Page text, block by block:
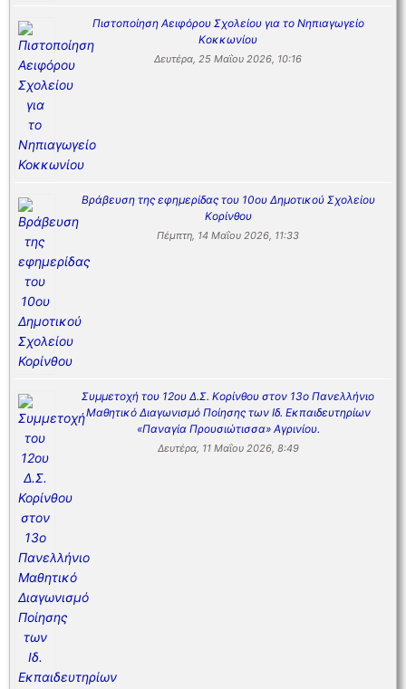
Πιστοποίηση Αειφόρου Σχολείου για το Νηπιαγωγείο
Κοκκωνίου
Δευτέρα, 25 Μαΐου 2026, 10:16
Βράβευση της εφημερίδας του 10ου Δημοτικού Σχολείου
Κορίνθου
Πέμπτη, 14 Μαΐου 2026, 11:33
Συμμετοχή του 12ου Δ.Σ. Κορίνθου στον 13ο Πανελλήνιο
Μαθητικό Διαγωνισμό Ποίησης των Ιδ. Εκπαιδευτηρίων
«Παναγία Προυσιώτισσα» Αγρινίου.
Δευτέρα, 11 Μαΐου 2026, 8:49